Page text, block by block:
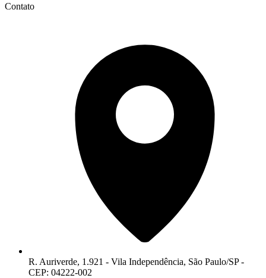
Contato
R. Auriverde, 1.921 - Vila Independência, São Paulo/SP -
CEP: 04222-002